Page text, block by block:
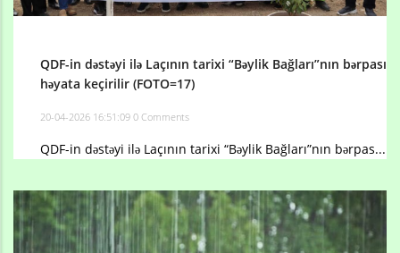
QDF-in dəstəyi ilə Laçının tarixi “Bəylik Bağları”nın bərpası
həyata keçirilir (FOTO=17)
20-04-2026 16:51:09 0 Comments
QDF-in dəstəyi ilə Laçının tarixi “Bəylik Bağları”nın bərpas...